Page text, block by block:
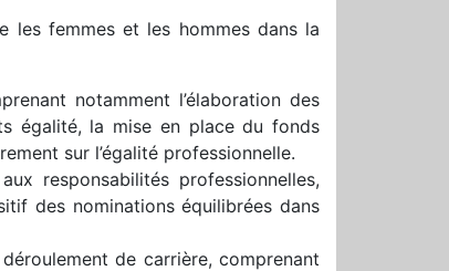
les femmes et les hommes dans la
notamment l’élaboration des
égalité, la mise en place du fonds
sur l’égalité professionnelle.
responsabilités professionnelles,
des nominations équilibrées dans
de carrière, comprenant